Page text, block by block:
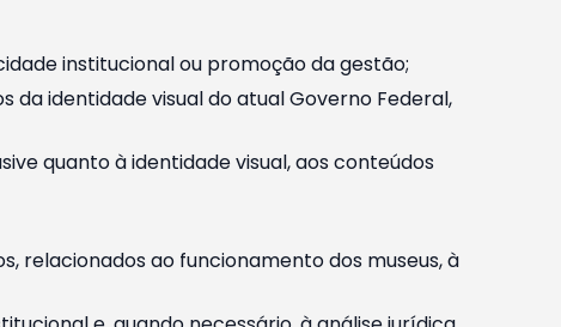
institucional ou promoção da gestão;
identidade visual do atual Governo Federal,
quanto à identidade visual, aos conteúdos
relacionados ao funcionamento dos museus, à